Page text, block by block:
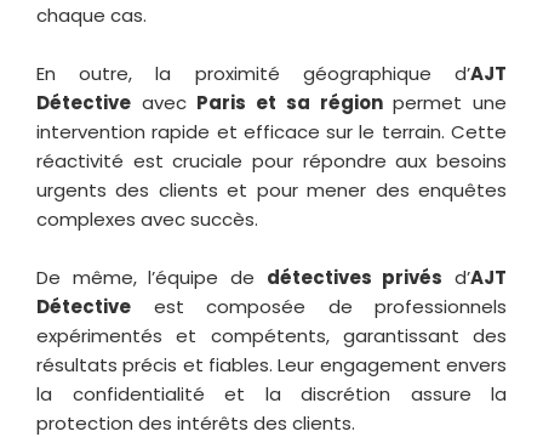
chaque cas.
En outre, la proximité géographique d’AJT
Détective avec Paris et sa régionpermet une
intervention rapide et efficace sur le terrain. Cette
réactivité est cruciale pour répondre aux besoins
urgents des clients et pour mener des enquêtes
complexes avec succès.
De même, l’équipe de détectives privés d’AJT
Détective est composée de professionnels
expérimentés et compétents, garantissant des
résultats précis et fiables. Leur engagement envers
la confidentialité et la discrétion assure la
protection des intérêts des clients.